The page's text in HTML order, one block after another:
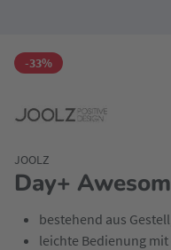
-33%
Day+
JOOLZ
bestehend aus
leichte Bedienung